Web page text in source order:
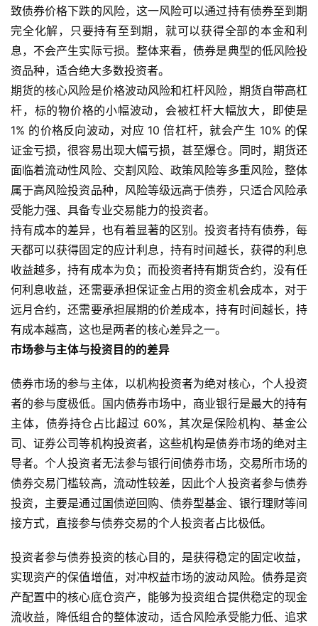
恒
指
期
货
期
货
入
门
期
货
行
情
黄
金
期
货
致债券价格下跌的风险，这一风险可以通过持有债券至到期
完全化解，只要持有至到期，就可以获得全部的本金和利
息，不会产生实际亏损。整体来看，债券是典型的低风险投
资品种，适合绝大多数投资者。
期货的核心风险是价格波动风险和杠杆风险，期货自带高杠
杆，标的物价格的小幅波动，会被杠杆大幅放大，即使是
1% 的价格反向波动，对应 10 倍杠杆，就会产生 10% 的保
证金亏损，很容易出现大幅亏损，甚至爆仓。同时，期货还
面临着流动性风险、交割风险、政策风险等多重风险，整体
属于高风险投资品种，风险等级远高于债券，只适合风险承
受能力强、具备专业交易能力的投资者。
持有成本的差异，也有着显著的区别。投资者持有债券，每
天都可以获得固定的应计利息，持有时间越长，获得的利息
收益越多，持有成本为负；而投资者持有期货合约，没有任
何利息收益，还需要承担保证金占用的资金机会成本，对于
远月合约，还需要承担展期的价差成本，持有时间越长，持
有成本越高，这也是两者的核心差异之一。
市场参与主体与投资目的的差异
债券市场的参与主体，以机构投资者为绝对核心，个人投资
者的参与度极低。国内债券市场中，商业银行是最大的持有
主体，债券持仓占比超过 60%，其次是保险机构、基金公
司、证券公司等机构投资者，这些机构是债券市场的绝对主
导者。个人投资者无法参与银行间债券市场，交易所市场的
债券交易门槛较高，流动性较差，因此个人投资者参与债券
投资，主要是通过国债逆回购、债券型基金、银行理财等间
接方式，直接参与债券交易的个人投资者占比极低。
投资者参与债券投资的核心目的，是获得稳定的固定收益，
实现资产的保值增值，对冲权益市场的波动风险。债券是资
产配置中的核心底仓资产，能够为投资组合提供稳定的现金
流收益，降低组合的整体波动，适合风险承受能力低、追求